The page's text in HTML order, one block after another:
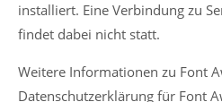
installiert. Eine Verbindung zu
findet dabei nicht statt.
Weitere Informationen zu Font
Datenschutzerklärung für Font